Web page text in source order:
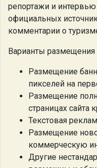
репортажи и
официальных
комментарии о
Варианты
Размещение
пикселей на
Размещение
страницах сайта
Текстовая
Размещение
коммерческую
Другие